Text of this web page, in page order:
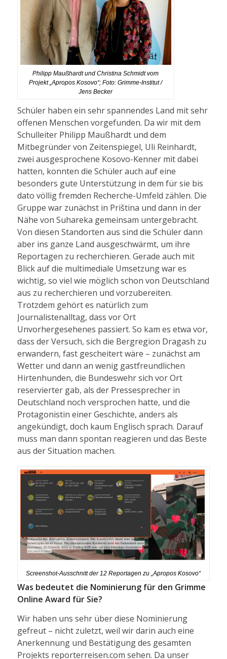
Philipp Maußhardt und Christina Schmidt vom
Projekt „Apropos Kosovo“; Foto: Grimme-Institut /
Jens Becker
Schüler haben ein sehr spannendes Land mit sehr
offenen Menschen vorgefunden. Da wir mit dem
Schulleiter Philipp Maußhardt und dem
Mitbegründer von Zeitenspiegel, Uli Reinhardt,
zwei ausgesprochene Kosovo-Kenner mit dabei
hatten, konnten die Schüler auch auf eine
besonders gute Unterstützung in dem für sie bis
dato völlig fremden Recherche-Umfeld zählen. Die
Gruppe war zunächst in Priština und dann in der
Nähe von Suhareka gemeinsam untergebracht.
Von diesen Standorten aus sind die Schüler dann
aber ins ganze Land ausgeschwärmt, um ihre
Reportagen zu recherchieren. Gerade auch mit
Blick auf die multimediale Umsetzung war es
wichtig, so viel wie möglich schon von Deutschland
aus zu recherchieren und vorzubereiten.
Trotzdem gehört es natürlich zum
Journalistenalltag, dass vor Ort
Unvorhergesehenes passiert. So kam es etwa vor,
dass der Versuch, sich die Bergregion Dragash zu
erwandern, fast gescheitert wäre – zunächst am
Wetter und dann an wenig gastfreundlichen
Hirtenhunden, die Bundeswehr sich vor Ort
reservierter gab, als der Pressesprecher in
Deutschland noch versprochen hatte, und die
Protagonistin einer Geschichte, anders als
angekündigt, doch kaum Englisch sprach. Darauf
muss man dann spontan reagieren und das Beste
aus der Situation machen.
Screenshot-Ausschnitt der 12 Reportagen zu „Apropos Kosovo“
Was bedeutet die Nominierung für den Grimme
Online Award für Sie?
Wir haben uns sehr über diese Nominierung
gefreut – nicht zuletzt, weil wir darin auch eine
Anerkennung und Bestätigung des gesamten
Projekts reporterreisen.com sehen. Da unser